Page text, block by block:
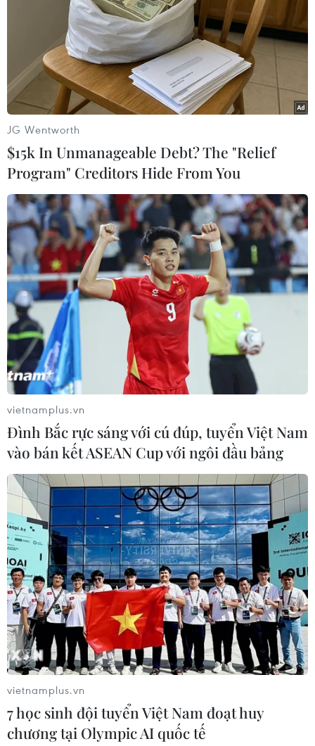
"Nga là mối đe dọa đối với hệ thống phòng
thủ tên lửa Mỹ"
08/06/2017 14:11
Theo Quyền Trợ lý Bộ trưởng Quốc phòng Mỹ Todd
Harvey, đối với các lực lượng của Mỹ xét trên khía cạnh
khu vực thì Nga là mối đe dọa.
Bộ Quốc phòng Mỹ công bố hình ảnh máy
bay Nga chặn B-52
12/06/2017 01:59
Bộ Quốc phòng Mỹ đã công bố một số bức ảnh chụp
máy bay chiến đấu Su-27 của Nga "chặn" các máy bay
Mỹ trên biển Baltic, trong đó có máy bay ném bom hạng
nặng Boeing B-52.
JG Wentworth
$15k In Unmanageable Debt? The "Relief
Program" Creditors Hide From You
vietnamplus.vn
Đình Bắc rực sáng với cú đúp, tuyển Việt Nam
vào bán kết ASEAN Cup với ngôi đầu bảng
vietnamplus.vn
7 học sinh đội tuyển Việt Nam đoạt huy
chương tại Olympic AI quốc tế